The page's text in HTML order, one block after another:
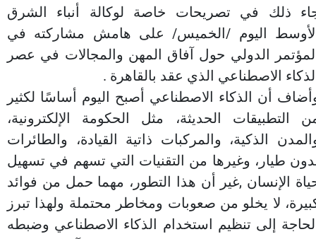
ذلك في تصريحات خاصة لوكالة أنباء الشرق
اليوم /الخميس/ على هامش مشاركته في
الدولي حول آفاق المهن والمجالات في عصر
الاصطناعي الذي عقد بالقاهرة .
أن الذكاء الاصطناعي أصبح اليوم أساسًا لكثير
التطبيقات الحديثة، مثل الحكومة الإلكترونية،
الذكية، والمركبات ذاتية القيادة، والطائرات
طيار، وغيرها من التقنيات التي تسهم في تسهيل
الإنسان ,غير أن هذا التطور، مهما حمل من فوائد
لا يخلو من صعوبات ومخاطر محتملة ولهذا تبرز
إلى تنظيم استخدام الذكاء الاصطناعي وضبطه